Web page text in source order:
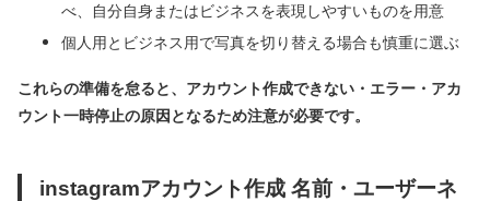
べ、自分自身またはビジネスを表現しやすいものを用意
個人用とビジネス用で写真を切り替える場合も慎重に選ぶ
これらの準備を怠ると、アカウント作成できない・エラー・アカ
ウント一時停止の原因となるため注意が必要です。
instagramアカウント作成 名前・ユーザーネ